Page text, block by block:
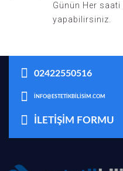
Günün Her
yapabilirsiniz.
02422550516
INFO@ESTETIKBILISIM.COM
İLETIŞIM FORMU